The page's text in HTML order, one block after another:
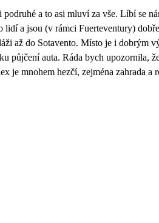
a to asi mluví za vše. Líbí se
lidí a jsou (v rámci Fuerteventury)
až do Sotavento. Místo je i dobrým
půjčení auta. Ráda bych upozornila,
je mnohem hezčí, zejména zahrada a
a ovoce, i vegetariánská strava,